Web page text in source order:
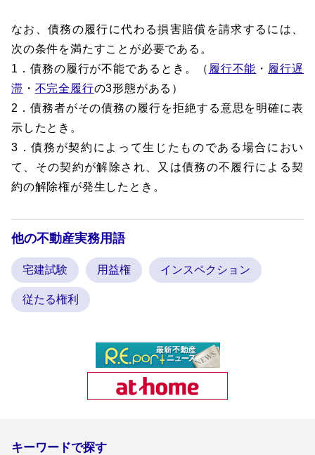
キーワードで探す
なお、債務の履行に代わる損害賠償を請求するには、
次の条件を満たすことが必要である。
1．債務の履行が不能であるとき。（ 履行不能 ・ 履行遅
滞 ・ 不完全履行の3形態がある）
2．債務者がその債務の履行を拒絶する意思を明確に表
示したとき。
3．債務が契約によって生じたものである場合におい
て、その契約が解除され、又は債務の不履行による契
約の解除権が発生したとき。
他の不動産実務用語
宅建試験 用益権 インスペクション
従たる権利